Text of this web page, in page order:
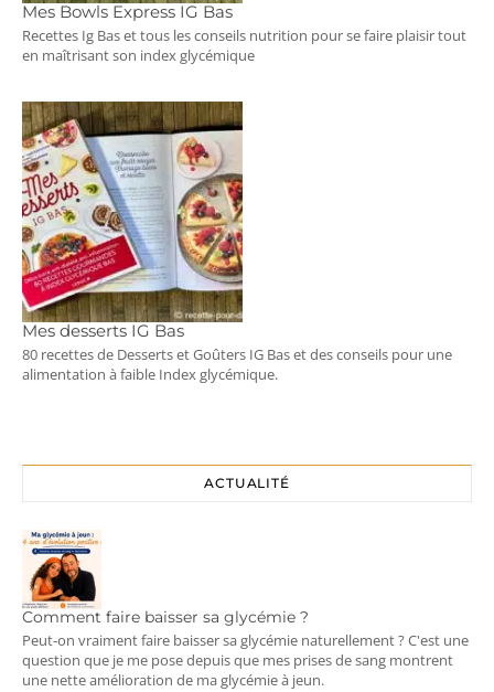
Mes Bowls Express IG Bas
Recettes Ig Bas et tous les conseils nutrition pour se faire plaisir tout
en maîtrisant son index glycémique
Mes desserts IG Bas
80 recettes de Desserts et Goûters IG Bas et des conseils pour une
alimentation à faible Index glycémique.
ACTUALITÉ
Comment faire baisser sa glycémie ?
Peut-on vraiment faire baisser sa glycémie naturellement ? C'est une
question que je me pose depuis que mes prises de sang montrent
une nette amélioration de ma glycémie à jeun.